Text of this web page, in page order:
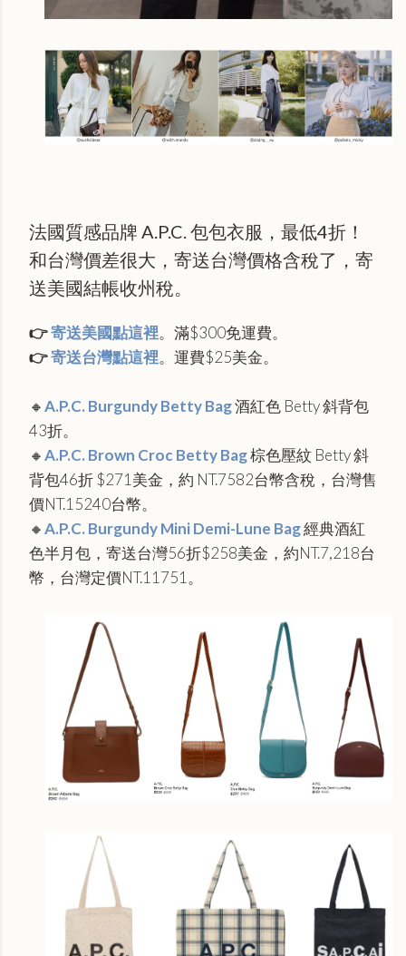
法國質感品牌 A.P.C. 包包衣服，最低4折！
和台灣價差很大，寄送台灣價格含稅了，寄
送美國結帳收州稅。
👉寄送美國點這裡。滿$300免運費。
👉寄送台灣點這裡。運費$25美金。
🔸A.P.C. Burgundy Betty Bag酒紅色 Betty 斜背包
43折。
🔸A.P.C. Brown Croc Betty Bag棕色壓紋 Betty 斜
背包46折 $271美金，約 NT.7582台幣含稅，台灣售
價NT.15240台幣。
🔸A.P.C. Burgundy Mini Demi-Lune Bag經典酒紅
色半月包，寄送台灣56折$258美金，約NT.7,218台
幣，台灣定價NT.11751。